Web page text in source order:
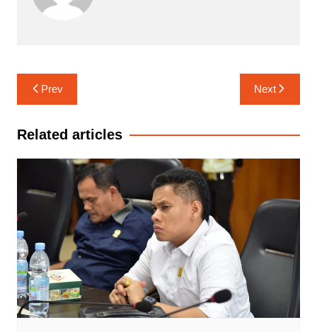
Navigasi
pos
Prev Next
Related articles